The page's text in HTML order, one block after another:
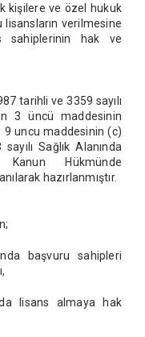
kişilere ve özel hukuk
verilmesine
sahiplerinin hak ve
tarihli ve 3359 sayılı
3 üncü maddesinin
9 uncu maddesinin (c)
Sağlık Alanında
Kanun Hükmünde
hazırlanmıştır.
başvuru sahipleri
lisans almaya hak